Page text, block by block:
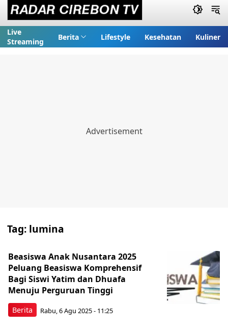
Live
Streaming
Berita Lifestyle Kesehatan Kuliner
Tag: lumina
Berita
Beasiswa Anak Nusantara 2025
Peluang Beasiswa Komprehensif
Bagi Siswi Yatim dan Dhuafa
Menuju Perguruan Tinggi
Rabu, 6 Agu 2025 - 11:25